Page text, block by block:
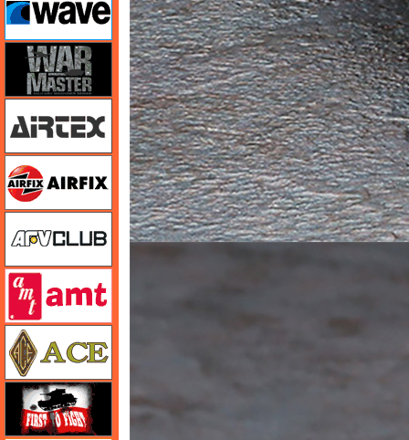
ウォーマスターズ
エアテックス
エアフィックス
AFVクラブ